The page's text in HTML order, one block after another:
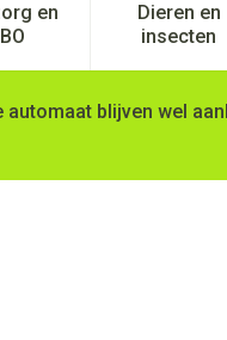
geneeskunde
en
submenu voor
Dieren en
insecten
Toon
blijven wel